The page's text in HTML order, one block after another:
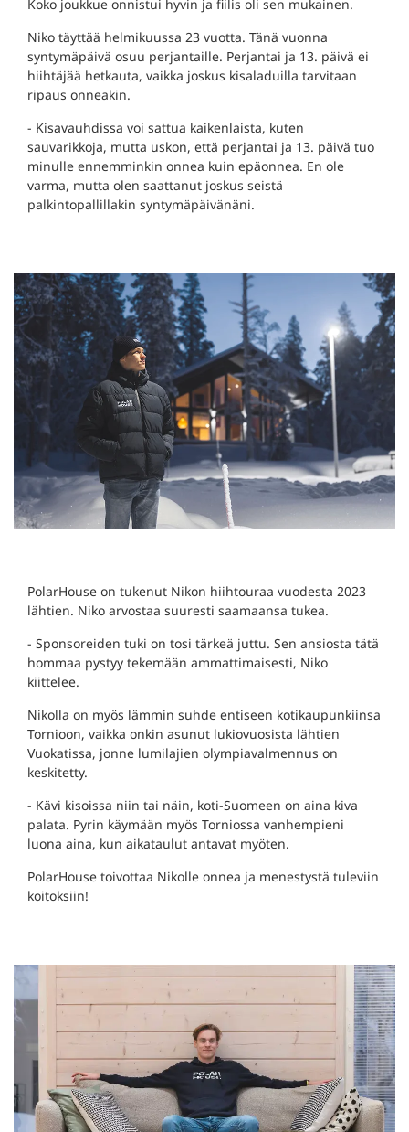
Koko joukkue onnistui hyvin ja fiilis oli sen mukainen.
Niko täyttää helmikuussa 23 vuotta. Tänä vuonna
syntymäpäivä osuu perjantaille. Perjantai ja 13. päivä ei
hiihtäjää hetkauta, vaikka joskus kisaladuilla tarvitaan
ripaus onneakin.
- Kisavauhdissa voi sattua kaikenlaista, kuten
sauvarikkoja, mutta uskon, että perjantai ja 13. päivä tuo
minulle ennemminkin onnea kuin epäonnea. En ole
varma, mutta olen saattanut joskus seistä
palkintopallillakin syntymäpäivänäni.
PolarHouse on tukenut Nikon hiihtouraa vuodesta 2023
lähtien. Niko arvostaa suuresti saamaansa tukea.
- Sponsoreiden tuki on tosi tärkeä juttu. Sen ansiosta tätä
hommaa pystyy tekemään ammattimaisesti, Niko
kiittelee.
Nikolla on myös lämmin suhde entiseen kotikaupunkiinsa
Tornioon, vaikka onkin asunut lukiovuosista lähtien
Vuokatissa, jonne lumilajien olympiavalmennus on
keskitetty.
- Kävi kisoissa niin tai näin, koti-Suomeen on aina kiva
palata. Pyrin käymään myös Torniossa vanhempieni
luona aina, kun aikataulut antavat myöten.
PolarHouse toivottaa Nikolle onnea ja menestystä tuleviin
koitoksiin!